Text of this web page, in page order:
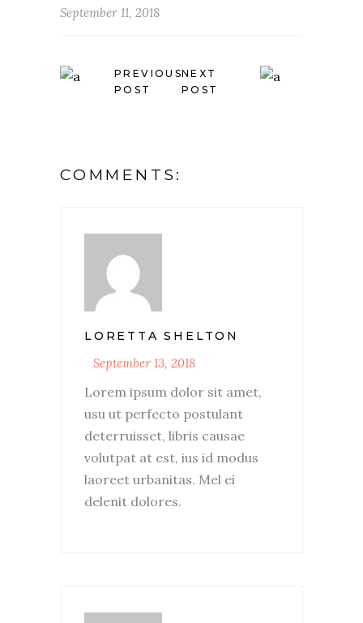
September 11, 2018
PREVIOUS
POST
NEXT
POST
COMMENTS:
LORETTA SHELTON
September 13, 2018
Lorem ipsum dolor sit amet,
usu ut perfecto postulant
deterruisset, libris causae
volutpat at est, ius id modus
laoreet urbanitas. Mel ei
delenit dolores.